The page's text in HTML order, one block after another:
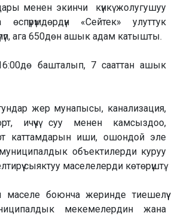
менен экинчи күнкү жолугушуу
«Сейтек» улуттук
ага 650дөн ашык адам катышты.
башталып, 7 сааттан ашык
жер мунапысы, канализация,
ичүүчү суу менен камсыздоо,
каттамдарын иши, ошондой эле
объектилерди куруу
сыяктуу маселелерди көтөрүштү.
маселе боюнча жеринде тиешелүү
мекемелердин жана